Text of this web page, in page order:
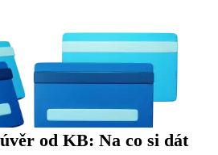
od KB: Na co si dát